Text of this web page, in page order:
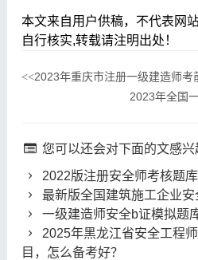
本文来自用户供稿，不代表网
自行核实,转载请注明出处！
<<2023年重庆市注册一级建造师考
2023年全国
您可以还会对下面的文感兴
2022版注册安全师考核题库
最新版全国建筑施工企业
一级建造师安全b证模拟题
2025年黑龙江省安全工程
目，怎么备考好？